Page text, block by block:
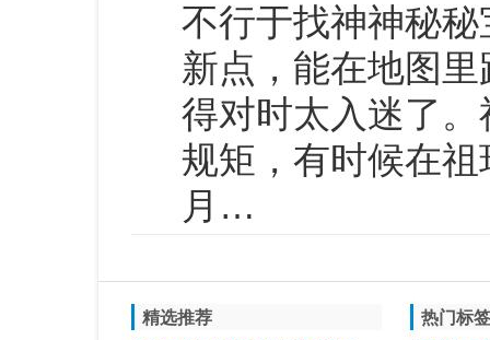
不行于找神神秘
新点，能在地图
得对时太入迷了
规矩，有时候在
月…
精选推荐 热门标